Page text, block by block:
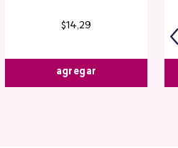
$14,29
agregar